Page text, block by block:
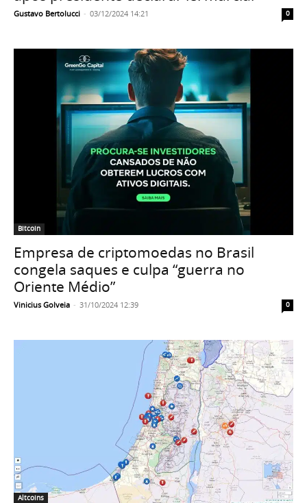
Gustavo Bertolucci - 03/12/2024 14:21 0
Bitcoin
Empresa de criptomoedas no Brasil
congela saques e culpa “guerra no
Oriente Médio”
Vinicius Golveia - 31/10/2024 12:39 0
Altcoins